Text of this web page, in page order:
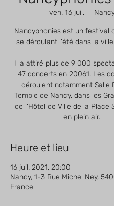
ven. 16 juil.
  |
Nancyphonies est un festival
se déroulant l'été dans la
Il a attiré plus de 9 000
47 concerts en 20061. Les
déroulent notamment Salle
Temple de Nancy, dans les
de l'Hôtel de Ville de la Place
en plein air.
Heure et lieu
16 juil. 2021, 20:00
Nancy, 1-3 Rue Michel Ney,
France